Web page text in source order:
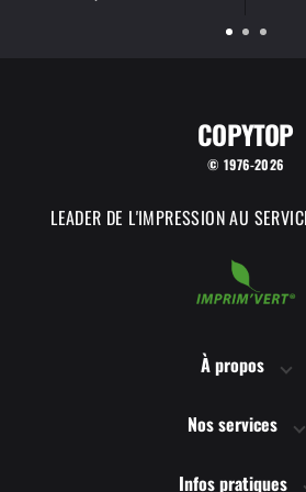
COPYTOP
© 1976-2026
LEADER DE L'IMPRESSION AU
À propos
Nos services
Infos pratiques